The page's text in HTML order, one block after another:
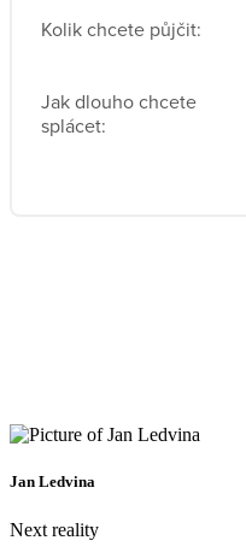
Jan Ledvina
Next reality